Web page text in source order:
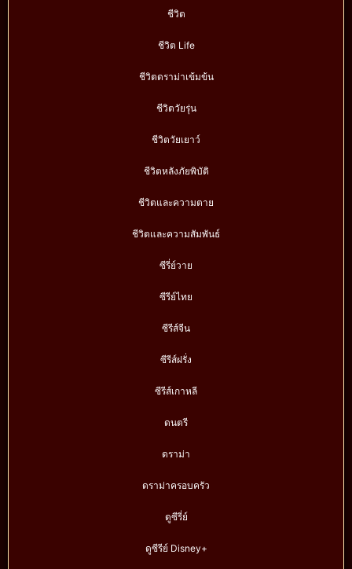
ชีวิต
ชีวิต Life
ชีวิตดราม่าเข้มข้น
ชีวิตวัยรุ่น
ชีวิตวัยเยาว์
ชีวิตหลังภัยพิบัติ
ชีวิตและความตาย
ชีวิตและความสัมพันธ์
ซีรี่ย์วาย
ซีรีย์ไทย
ซีรีส์จีน
ซีรีส์ฝรั่ง
ซีรีส์เกาหลี
ดนตรี
ดราม่า
ดราม่าครอบครัว
ดูซีรี่ย์
ดูซีรีย์ Disney+